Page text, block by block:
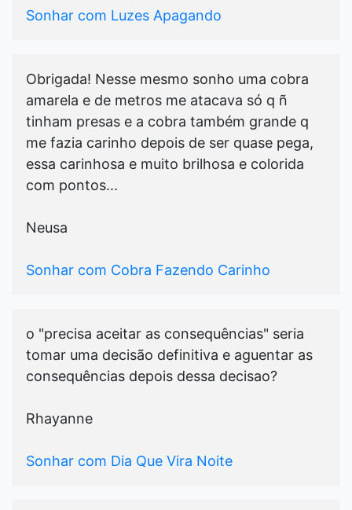
Sonhar com Luzes Apagando
Obrigada! Nesse mesmo sonho uma cobra
amarela e de metros me atacava só q ñ
tinham presas e a cobra também grande q
me fazia carinho depois de ser quase pega,
essa carinhosa e muito brilhosa e colorida
com pontos...
Neusa
Sonhar com Cobra Fazendo Carinho
o "precisa aceitar as consequências" seria
tomar uma decisão definitiva e aguentar as
consequências depois dessa decisao?
Rhayanne
Sonhar com Dia Que Vira Noite